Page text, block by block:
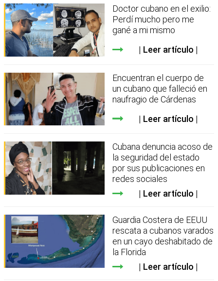
Doctor cubano en el exilio:
Perdí mucho pero me
gané a mi mismo
Leer artículo
Encuentran el cuerpo de
un cubano que falleció en
naufragio de Cárdenas
Leer artículo
Cubana denuncia acoso de
la seguridad del estado
por sus publicaciones en
redes sociales
Leer artículo
Guardia Costera de EEUU
rescata a cubanos varados
en un cayo deshabitado de
la Florida
Leer artículo